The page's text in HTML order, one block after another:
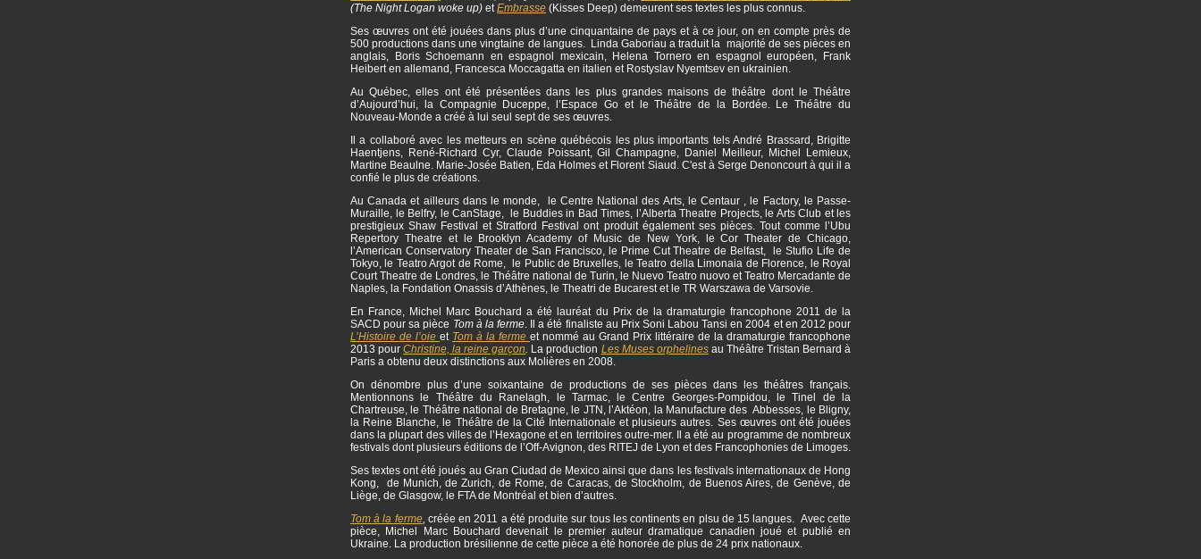
(The Night Logan woke up) et Embrasse (Kisses Deep) demeurent ses textes les plus connus.
Ses œuvres ont été jouées dans plus d’une cinquantaine de pays et à ce jour, on en compte près de
500 productions dans une vingtaine de langues. Linda Gaboriau a traduit la majorité de ses pièces en
anglais, Boris Schoemann en espagnol mexicain, Helena Tornero en espagnol européen, Frank
Heibert en allemand, Francesca Moccagatta en italien et Rostyslav Nyemtsev en ukrainien.
Au Québec, elles ont été présentées dans les plus grandes maisons de théâtre dont le Théâtre
d’Aujourd’hui, la Compagnie Duceppe, l’Espace Go et le Théâtre de la Bordée. Le Théâtre du
Nouveau-Monde a créé à lui seul sept de ses œuvres.
Il a collaboré avec les metteurs en scène québécois les plus importants tels André Brassard, Brigitte
Haentjens, René-Richard Cyr, Claude Poissant, Gil Champagne, Daniel Meilleur, Michel Lemieux,
Martine Beaulne. Marie-Josée Batien, Eda Holmes et Florent Siaud. C'est à Serge Denoncourt à qui il a
confié le plus de créations.
Au Canada et ailleurs dans le monde, le Centre National des Arts, le Centaur , le Factory, le Passe-
Muraille, le Belfry, le CanStage, le Buddies in Bad Times, l’Alberta Theatre Projects, le Arts Club et les
prestigieux Shaw Festival et Stratford Festival ont produit également ses pièces. Tout comme l’Ubu
Repertory Theatre et le Brooklyn Academy of Music de New York, le Cor Theater de Chicago,
l’American Conservatory Theater de San Francisco, le Prime Cut Theatre de Belfast, le Stufio Life de
Tokyo, le Teatro Argot de Rome, le Public de Bruxelles, le Teatro della Limonaia de Florence, le Royal
Court Theatre de Londres, le Théâtre national de Turin, le Nuevo Teatro nuovo et Teatro Mercadante de
Naples, la Fondation Onassis d’Athènes, le Theatri de Bucarest et le TR Warszawa de Varsovie.
En France, Michel Marc Bouchard a été lauréat du Prix de la dramaturgie francophone 2011 de la
SACD pour sa pièce Tom à la ferme. Il a été finaliste au Prix Soni Labou Tansi en 2004 et en 2012 pour
L’Histoire de l’oie et Tom à la ferme et nommé au Grand Prix littéraire de la dramaturgie francophone
2013 pourChristine, la reine garçon La production Les Muses orphelinesau Théâtre Tristan Bernard à
Paris a obtenu deux distinctions aux Molières en 2008.
On dénombre plus d’une soixantaine de productions de ses pièces dans les théâtres français.
Mentionnons le Théâtre du Ranelagh, le Tarmac, le Centre Georges-Pompidou, le Tinel de la
Chartreuse, le Théâtre national de Bretagne, le JTN, l’Aktéon, la Manufacture des Abbesses, le Bligny,
la Reine Blanche, le Théâtre de la Cité Internationale et plusieurs autres. Ses œuvres ont été jouées
dans la plupart des villes de l’Hexagone et en territoires outre-mer. Il a été au programme de nombreux
festivals dont plusieurs éditions de l’Off-Avignon, des RITEJ de Lyon et des Francophonies de Limoges.
Ses textes ont été joués au Gran Ciudad de Mexico ainsi que dans les festivals internationaux de Hong
Kong, de Munich, de Zurich, de Rome, de Caracas, de Stockholm, de Buenos Aires, de Genève, de
Liège, de Glasgow, le FTA de Montréal et bien d’autres.
Tom à la ferme, créée en 2011 a été produite sur tous les continents en plsu de 15 langues. Avec cette
pièce, Michel Marc Bouchard devenait le premier auteur dramatique canadien joué et publié en
Ukraine. La production brésilienne de cette pièce a été honorée de plus de 24 prix nationaux.